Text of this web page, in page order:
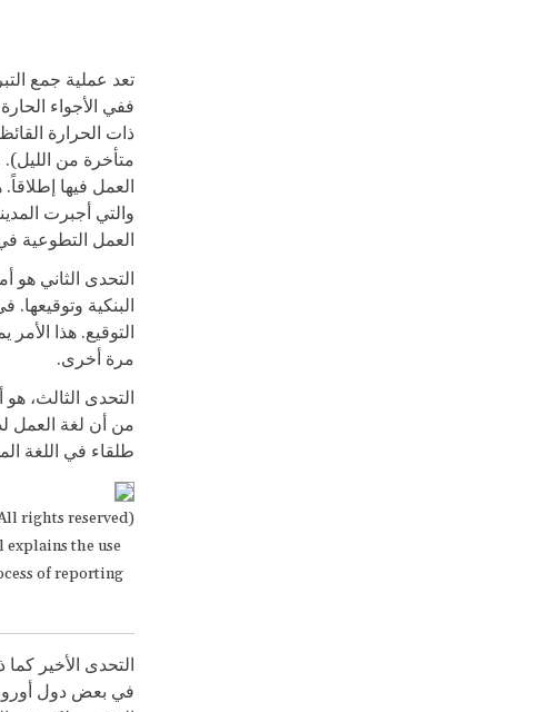
تعد عملية جمع
ففي الأجواء
ذات الحرارة
متأخرة من الليل).
العمل فيها
والتي أجبرت
العمل التطوعية
التحدى الثاني هو
البنكية
التوقيع. هذا
مرة أخرى.
التحدى الثالث،
من أن لغة العمل
طلقاء في اللغة
rights reserved)
the use
of reporting
التحدى الأخير
في بعض دول